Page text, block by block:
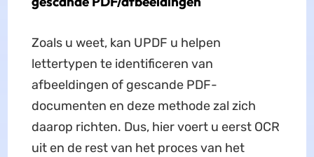
Zoals u weet, kan UPDF u helpen
lettertypen te identificeren van
afbeeldingen of gescande PDF-
documenten en deze methode zal zich
daarop richten. Dus, hier voert u eerst OCR
uit en de rest van het proces van het